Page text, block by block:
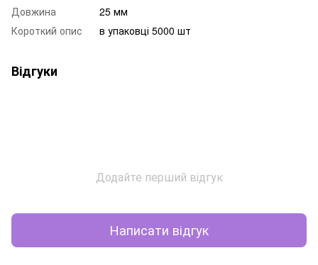
Довжина
25 мм
Короткий опис
в упаковці 5000 шт
Відгуки
Додайте перший відгук
Написати відгук